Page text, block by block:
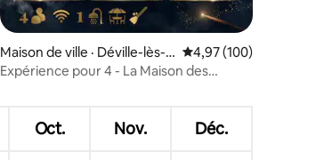
Maison de ville · Déville-lès-R
ouen
Note moyenne de
4,97 (100)
Expérience pour 4 - La Maison des
Oct. Nov. Déc.